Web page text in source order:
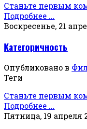
Станьте первым
Подробнее ...
Воскресенье, 21
Категоричность
Опубликовано в
Теги
Станьте первым
Подробнее ...
Пятница, 19 апреля